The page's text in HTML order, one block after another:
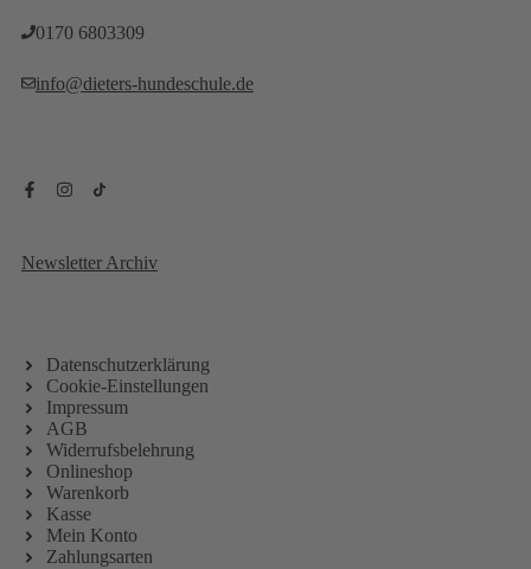
0170 6803309‬
info@dieters-hundeschule.de
Newsletter Archiv
Datenschutzerklärung
Cookie-Einstellungen
Impressum
AGB
Widerrufsbelehrung
Onlineshop
Warenkorb
Kasse
Mein Konto
Zahlungsarten